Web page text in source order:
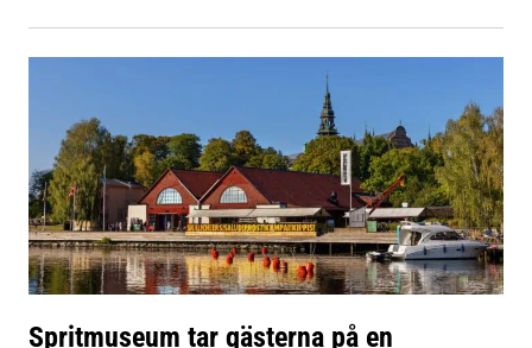
Spritmuseum tar gästerna på en